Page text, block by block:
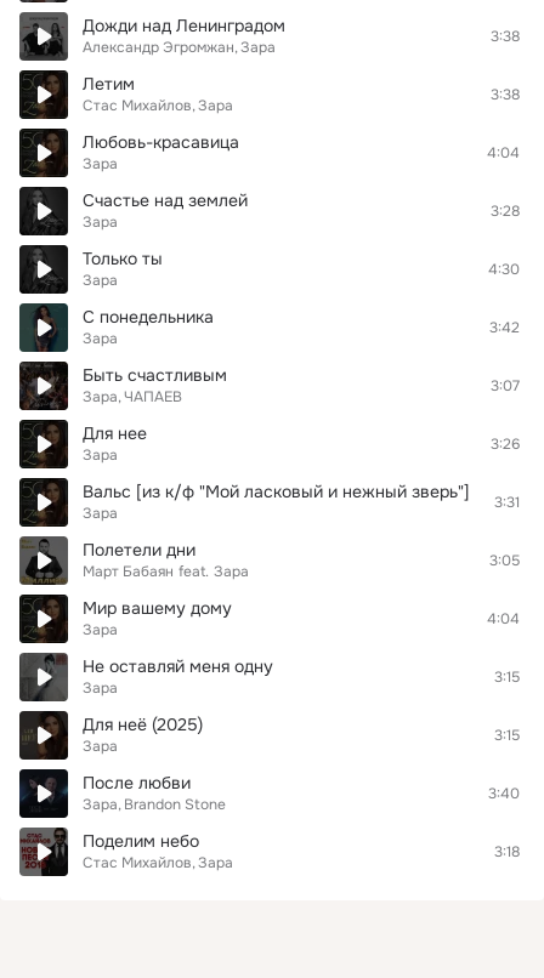
Дожди над Ленинградом
Александр Эгромжан Зара
3:38
Летим
Стас Михайлов Зара
3:38
Любовь-красавица
Зара
4:04
Счастье над землей
Зара
3:28
Только ты
Зара
4:30
С понедельника
Зара
3:42
Быть счастливым
Зара ЧАПАЕВ
3:07
Для нее
Зара
3:26
Вальс [из к/ф "Мой ласковый и нежный зверь"]
Зара
3:31
Полетели дни
Март Бабаян feat. Зара
3:05
Мир вашему дому
Зара
4:04
Не оставляй меня одну
Зара
3:15
Для неё (2025)
Зара
3:15
После любви
Зара Brandon Stone
3:40
Поделим небо
Стас Михайлов Зара
3:18